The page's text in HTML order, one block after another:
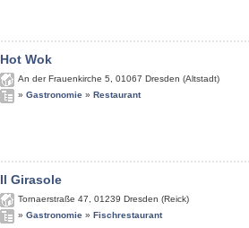
Hot Wok
An der Frauenkirche 5 01067 Dresden (Altstadt)
» Gastronomie » Restaurant
Il Girasole
Tornaerstraße 47 01239 Dresden (Reick)
» Gastronomie » Fischrestaurant